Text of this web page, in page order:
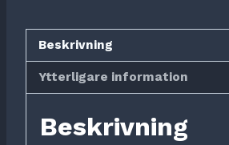
Beskrivning
Ytterligare information
Beskrivning